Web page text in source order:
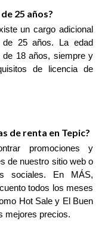
25 años?
un cargo adicional
25 años. La edad
18 años, siempre y
de licencia de
de renta en Tepic?
promociones y
de nuestro sitio web o
sociales. En MÁS,
todos los meses
Hot Sale y El Buen
mejores precios.